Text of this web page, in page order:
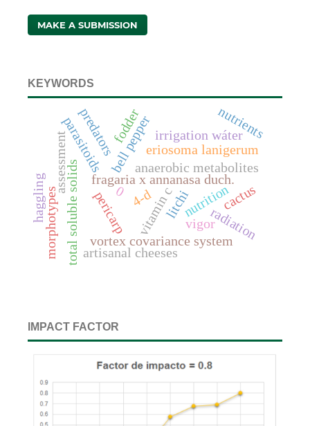
MAKE A SUBMISSION
KEYWORDS
fragaria x annanasa duch.
anaerobic metabolites
total soluble solids vitamin c
bell pepper
vortex covariance system
artisanal cheeses
eriosoma lanigerum
predators
parasitoids
assessment irrigation wáter
morphotypes litchinutrition
pericarp radiation
nutrients
vigor
cactus
0 4-d
fodder
haggling
IMPACT FACTOR